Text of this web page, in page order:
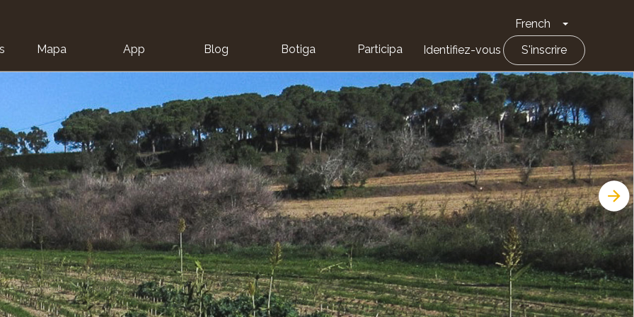
French Toggle
Mapa App Blog Botiga Participa Identifiez-vous S'inscrire